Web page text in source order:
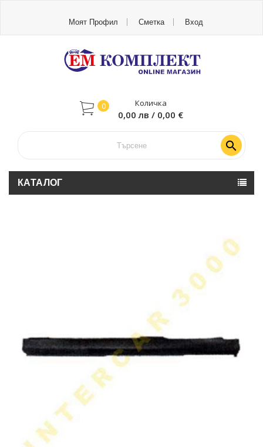
Моят Профил Сметка Вход
Количка
0
0,00 лв / 0,00 €

КАТАЛОГ